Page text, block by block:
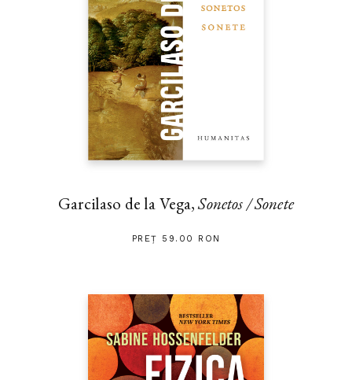
Garcilaso de la Vega,Sonetos / Sonete
PREȚ 59.00 RON